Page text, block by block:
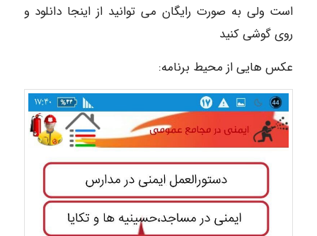
است ولی به صورت رایگان می توانید از اینجا دانلود و
روی گوشی کنید
عکس هایی از محیط برنامه: